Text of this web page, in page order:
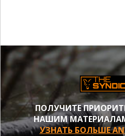
ПОЛУЧИТЕ
НАШИМ
УЗНАТЬ БОЛЬШЕ AND